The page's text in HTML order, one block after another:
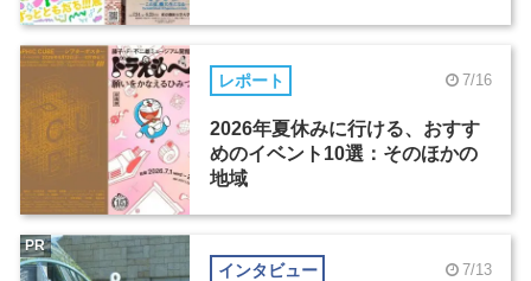
レポート 7/16
2026年夏休みに行ける、おすす
めのイベント10選：そのほかの
地域
インタビュー 7/13
PR